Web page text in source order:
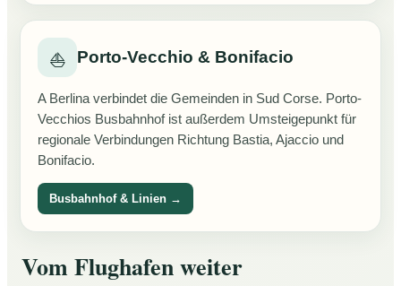
⛵ Porto-Vecchio & Bonifacio
A Berlina verbindet die Gemeinden in Sud Corse. Porto-
Vecchios Busbahnhof ist außerdem Umsteigepunkt für
regionale Verbindungen Richtung Bastia, Ajaccio und
Bonifacio.
Busbahnhof & Linien →
Vom Flughafen weiter